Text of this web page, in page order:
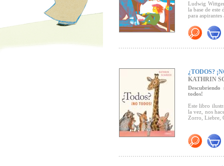
Ludwig
la base de
para
Premio
¿TODOS?
KATHRIN
todos!
Este libro
la vez, nos
Zorro, Liebre,